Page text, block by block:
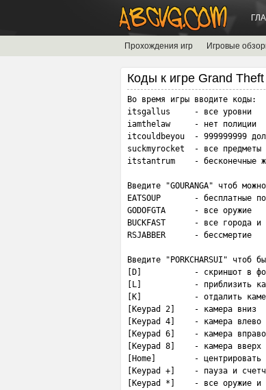
Прохождения игр Игровые
Коды к игре Grand
Во время игры вводите коды:
itsgallus     - все уровни
iamthelaw     - нет полиции
itcouldbeyou  - 999999999
suckmyrocket  - все предметы
itstantrum    - бесконечные
Введите "GOURANGA" чтоб
EATSOUP       - бесплатные
GODOFGTA      - все оружие
BUCKFAST      - все города и
RSJABBER      - бессмертие
Введите "PORKCHARSUI" чтоб
[D]           - скриншот в
[L]           - приблизить
[K]           - отдалить
[Keypad 2]    - камера вниз
[Keypad 4]    - камера влево
[Keypad 6]    - камера вправо
[Keypad 8]    - камера вверх
[Home]        - центрировать
[Keypad +]    - пауза и
[Keypad *]    - все оружие и